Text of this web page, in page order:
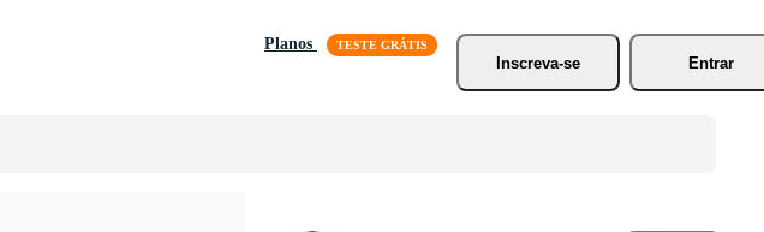
Planos
Inscreva-se
Entrar